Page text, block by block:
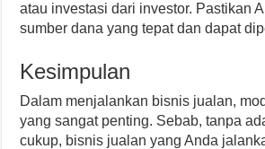
atau investasi dari investor. Pastikan
sumber dana yang tepat dan dapat
Kesimpulan
Dalam menjalankan bisnis jualan,
yang sangat penting. Sebab, tanpa
cukup, bisnis jualan yang Anda